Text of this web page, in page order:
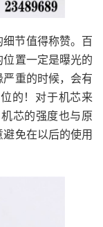
节值得称赞。百
置一定是曝光的
重的时候，会有
的！对于机芯来
芯的强度也与原
免在以后的使用